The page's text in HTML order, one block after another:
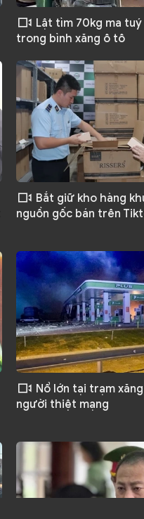
Lật tìm 70kg ma
trong bình xăng ô tô
Bắt giữ kho hàng
nguồn gốc bán trên
Nổ lớn tại trạm
người thiệt mạng